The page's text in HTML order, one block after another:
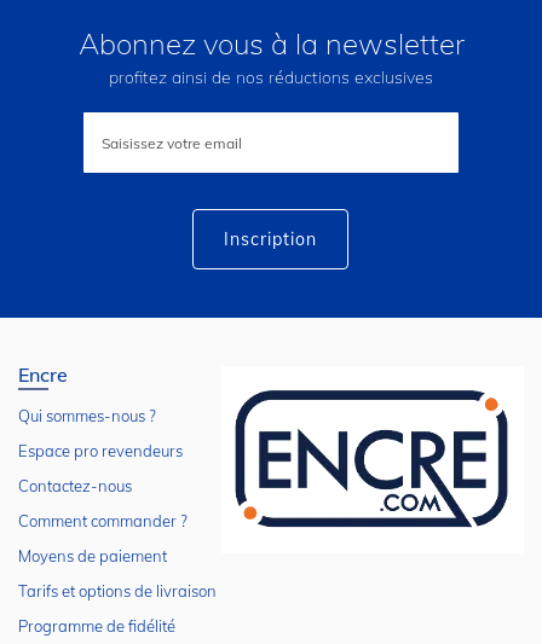
Abonnez vous à la newsletter
profitez ainsi de nos réductions exclusives
lettre
Inscription
Encre
Qui sommes-nous ?
Espace pro revendeurs
Contactez-nous
Comment commander ?
Moyens de paiement
Tarifs et options de livraison
Programme de fidélité